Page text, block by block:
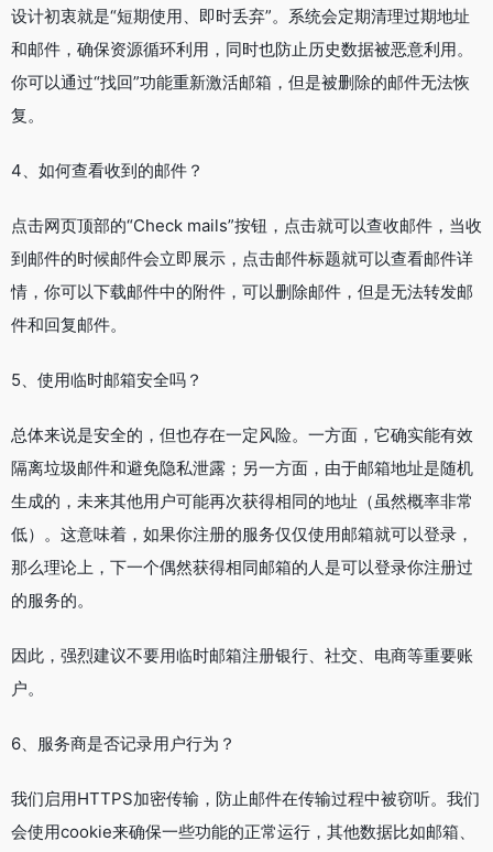
设计初衷就是“短期使用、即时丢弃”。系统会定期清理过期地址
和邮件，确保资源循环利用，同时也防止历史数据被恶意利用。
你可以通过“找回”功能重新激活邮箱，但是被删除的邮件无法恢
复。
4、如何查看收到的邮件？
点击网页顶部的“Check mails”按钮，点击就可以查收邮件，当收
到邮件的时候邮件会立即展示，点击邮件标题就可以查看邮件详
情，你可以下载邮件中的附件，可以删除邮件，但是无法转发邮
件和回复邮件。
5、使用临时邮箱安全吗？
总体来说是安全的，但也存在一定风险。一方面，它确实能有效
隔离垃圾邮件和避免隐私泄露；另一方面，由于邮箱地址是随机
生成的，未来其他用户可能再次获得相同的地址（虽然概率非常
低）。这意味着，如果你注册的服务仅仅使用邮箱就可以登录，
那么理论上，下一个偶然获得相同邮箱的人是可以登录你注册过
的服务的。
因此，强烈建议不要用临时邮箱注册银行、社交、电商等重要账
户。
6、服务商是否记录用户行为？
我们启用HTTPS加密传输，防止邮件在传输过程中被窃听。我们
会使用cookie来确保一些功能的正常运行，其他数据比如邮箱、